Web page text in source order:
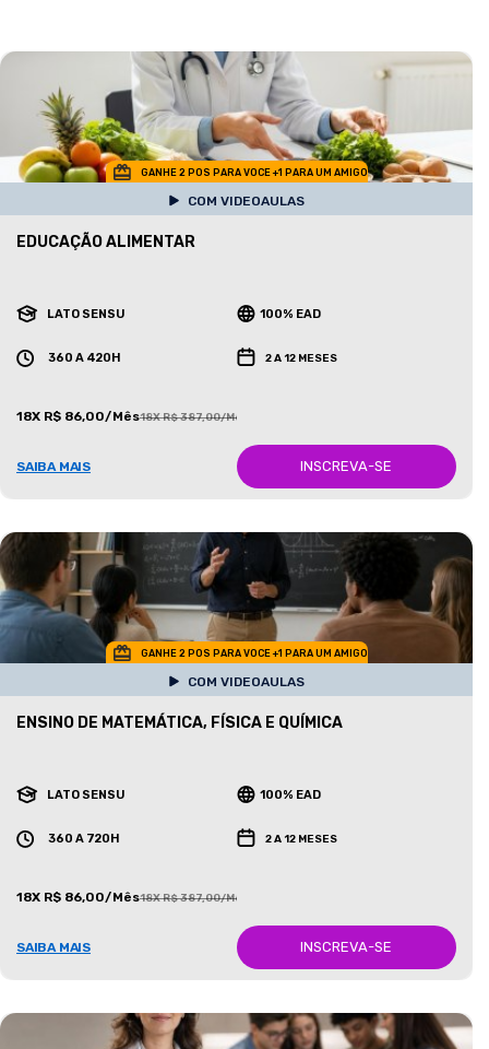
GANHE 2 POS PARA VOCE +1 PARA UM AMIGO
COM VIDEOAULAS
EDUCAÇÃO ALIMENTAR
LATO SENSU 100% EAD
360 A 420H 2 A 12 MESES
18X R$ 86,00/Mês18X R$ 387,00/Mês
SAIBA MAIS INSCREVA-SE
GANHE 2 POS PARA VOCE +1 PARA UM AMIGO
COM VIDEOAULAS
ENSINO DE MATEMÁTICA, FÍSICA E QUÍMICA
LATO SENSU 100% EAD
360 A 720H 2 A 12 MESES
18X R$ 86,00/Mês18X R$ 387,00/Mês
SAIBA MAIS INSCREVA-SE